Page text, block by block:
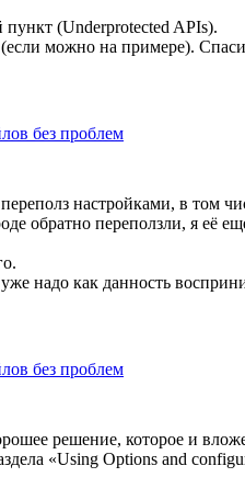
(Underprotected APIs).
можно на примере).
без проблем
настройками, в том
обратно переползли, я её
надо как данность
без проблем
решение, которое и
«Using Options and